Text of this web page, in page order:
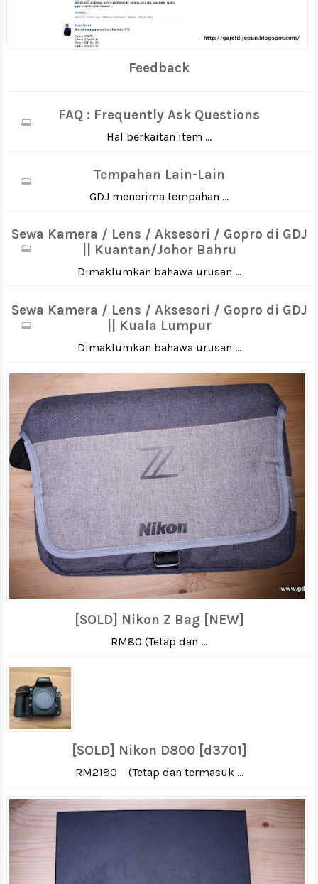
Feedback
FAQ : Frequently Ask Questions
Hal berkaitan item ...
Tempahan Lain-Lain
GDJ menerima tempahan ...
Sewa Kamera / Lens / Aksesori / Gopro di GDJ
|| Kuantan/Johor Bahru
Dimaklumkan bahawa urusan ...
Sewa Kamera / Lens / Aksesori / Gopro di GDJ
|| Kuala Lumpur
Dimaklumkan bahawa urusan ...
[SOLD] Nikon Z Bag [NEW]
RM80 (Tetap dan ...
[SOLD] Nikon D800 [d3701]
RM2180 (Tetap dan termasuk ...